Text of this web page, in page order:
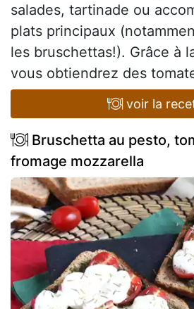
salades, tartinade ou
plats principaux
les bruschettas!). Grâce à
vous obtiendrez des
voir la
Bruschetta au pesto,
fromage mozzarella